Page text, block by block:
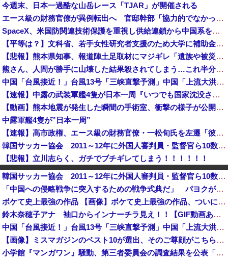
今週末、日本一過酷な山岳レース「TJAR」が開催される
エース級の財務官僚が異例転出へ 官邸幹部「協力的でなかったから」 [8/6]
SpaceX、米国防関連技術保護を重視し供給連鎖から中国系を完全排除へ 供給業者に「中国籍人員をSpaceX向けの生産に関わらせないこと」「中国...
【平等は？】文科省、若手女性研究者支援のため大学に補助金交付（年間最大5000万円）「将来のリーダーとして活躍する（女性の）人材を輩出したい」
【悲報】熊本県知事、報道陣土足取材にマジギレ「遺族や被災者から強い不満でてる！」 → 記者「例えば？」 → 知事、怒り通り越して呆れてしまう …...
熊さん、人間が勝手に山壊した結果殺されてしまう…これ半分虐殺だろ
中国「台風接近！」台風13号「三峡直撃予測」中国「上流大洪水！（三峡上流」中国都市「8/5の映像（動画」三峡ダム「緊急放流（決壊危機」中国「下流...
【速報】中露の武装軍艦4隻が日本一周『いつでも国家沈没させられるぞ』
【動画】熊本地震が発生した瞬間の手術室、衝撃の様子が公開されて16万いいね プロすぎると称賛の声が集まる
中露軍艦4隻が”日本一周”
【速報】高市政権、エース級の財務官僚・一松旬氏を左遷「彼は協力的でなかった」財務省の言いなりではないことが判明
韓国サッカー協会 2011～12年に外国人審判員・監督官ら10数人を性接待（W杯予選、五輪予選が含まれる）国会議員が事実確認
【悲報】立川志らく、ガチでブチギレてしまう！！！！！！
【画像】日本共産党の街宣車、ほんと碌でもないな
【悲報】共同通信、ガチで逝く・・・・・・
【悲報】札幌オリンピック、８割が賛成・・・・
韓国サッカー協会 2011～12年に外国人審判員・監督官ら10数人を性接待（W杯予選、五輪予選が含まれる）国会議員が事実確認
「中国への侵略戦争に突入するための戦争式典だ」 パヨクが広島の平和記念式典に反対する理由が判明
ボケて史上最強の作品 【画像】ボケて史上最強の作品、ついに決まるｗｗｗｗｗｗｗｗ
鈴木奈穂子アナ 袖口からインナーチラ見え！！【GIF動画あり】
中国「台風接近！」台風13号「三峡直撃予測」中国「上流大洪水！（三峡上流」中国都市「8/5の映像（動画」三峡ダム「緊急放流（決壊危機」中国「下流大水害（震え声」→
【画像】ミスマガジンのベスト10が選出、そのご尊顔がこちらｗｗｗｗｗｗ
小学館『マンガワン』騒動、第三者委員会の調査結果を公表「今後、倫理的に許容することができないと判断した作家は使わない」